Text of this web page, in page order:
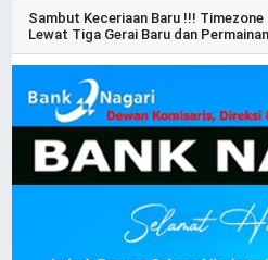
Sambut Keceriaan Baru !!!
Lewat Tiga Gerai Baru dan